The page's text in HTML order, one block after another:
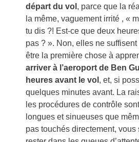
départ du vol , parce que la
la même, vaguement irrité , «
tu dis ?! Est-ce que deux
pas ? ». Non, elles ne
être la première chose à
arriver à l’aeroport de Ben
heures avant le vol , et, si
quelques minutes avant. La
les procédures de contrôle
longues et sinueuses que
pas touchés directement,